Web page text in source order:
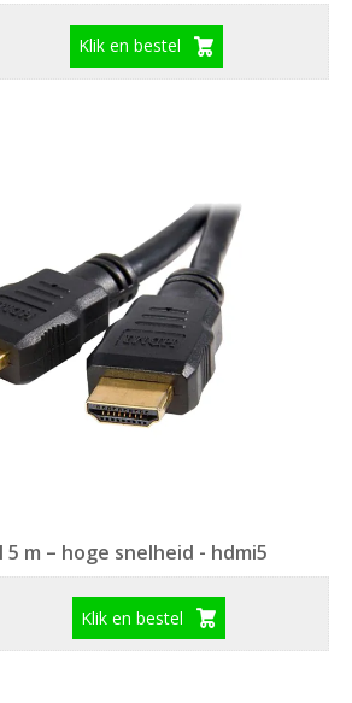
Klik en bestel
5 m – hoge snelheid - hdmi5
Klik en bestel